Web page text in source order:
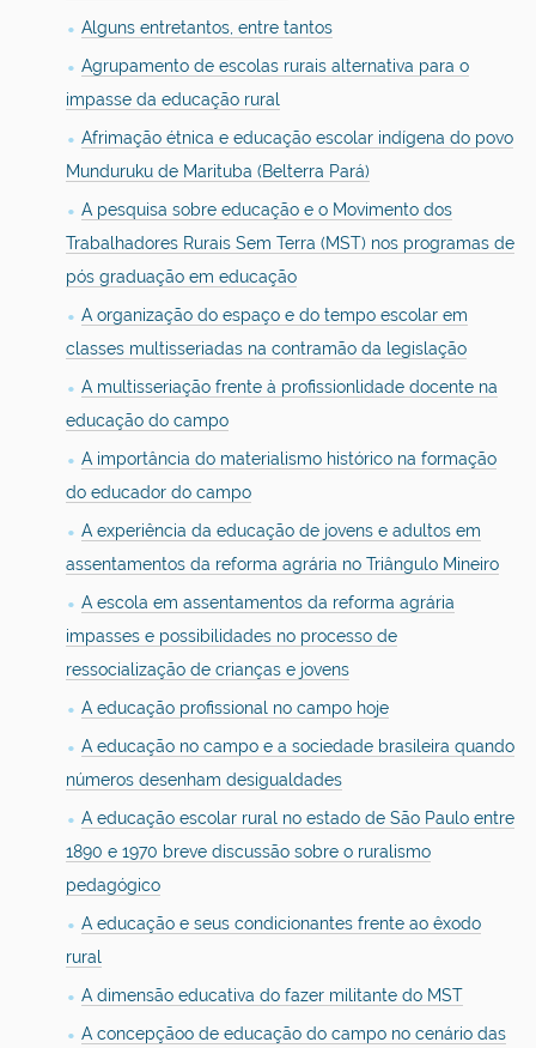
Alguns entretantos, entre tantos
Agrupamento de escolas rurais alternativa para o
impasse da educação rural
Afrimação étnica e educação escolar indígena do povo
Munduruku de Marituba (Belterra Pará)
A pesquisa sobre educação e o Movimento dos
Trabalhadores Rurais Sem Terra (MST) nos programas de
pós graduação em educação
A organização do espaço e do tempo escolar em
classes multisseriadas na contramão da legislação
A multisseriação frente à profissionlidade docente na
educação do campo
A importância do materialismo histórico na formação
do educador do campo
A experiência da educação de jovens e adultos em
assentamentos da reforma agrária no Triângulo Mineiro
A escola em assentamentos da reforma agrária
impasses e possibilidades no processo de
ressocialização de crianças e jovens
A educação profissional no campo hoje
A educação no campo e a sociedade brasileira quando
números desenham desigualdades
A educação escolar rural no estado de São Paulo entre
1890 e 1970 breve discussão sobre o ruralismo
pedagógico
A educação e seus condicionantes frente ao êxodo
rural
A dimensão educativa do fazer militante do MST
A concepçãoo de educação do campo no cenário das